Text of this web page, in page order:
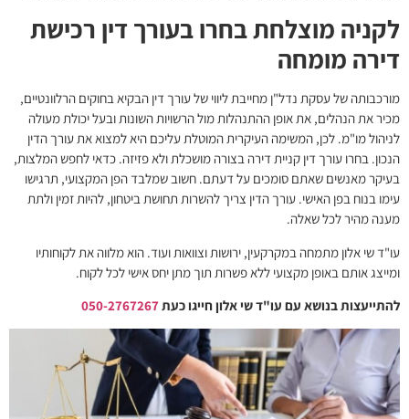
לקניה מוצלחת בחרו בעורך דין רכישת
דירה מומחה
מורכבותה של עסקת נדל"ן מחייבת ליווי של עורך דין הבקיא בחוקים הרלוונטיים,
מכיר את הנהלים, את אופן ההתנהלות מול הרשויות השונות ובעל יכולת מעולה
לניהול מו"מ. לכן, המשימה העיקרית המוטלת עליכם היא למצוא את עורך הדין
הנכון. בחרו עורך דין קניית דירה בצורה מושכלת ולא פזיזה. כדאי לחפש המלצות,
בעיקר מאנשים שאתם סומכים על דעתם. חשוב שמלבד הפן המקצועי, תרגישו
עימו בנוח בפן האישי. עורך הדין צריך להשרות תחושת ביטחון, להיות זמין ולתת
מענה מהיר לכל שאלה.
עו"ד שי אלון מתמחה במקרקעין, ירושות וצוואות ועוד. הוא מלווה את לקוחותיו
ומייצג אותם באופן מקצועי ללא פשרות תוך מתן יחס אישי לכל לקוח.
להתייעצות בנושא עם עו"ד שי אלון חייגו כעת050-2767267